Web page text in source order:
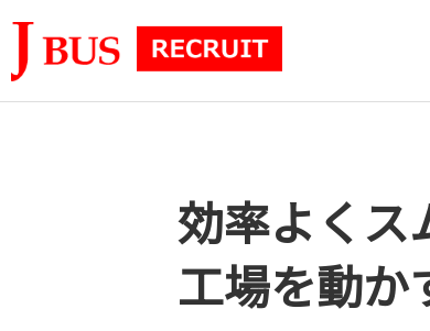
効率よくス
工場を動か